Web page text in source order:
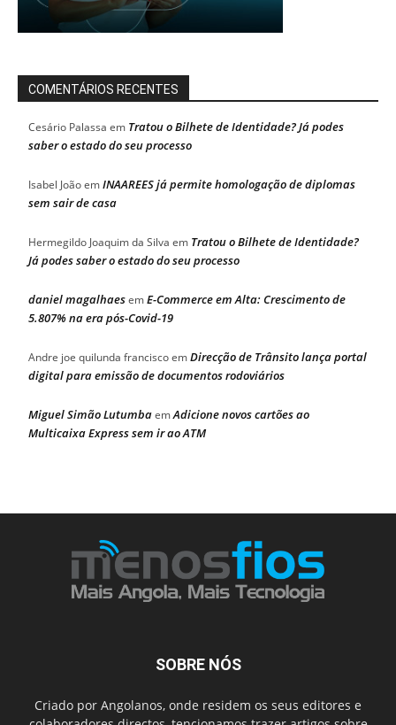
COMENTÁRIOS RECENTES
Cesário Palassa em Tratou o Bilhete de Identidade? Já podes
saber o estado do seu processo
Isabel JoãoemINAAREES já permite homologação de diplomas
sem sair de casa
Hermegildo Joaquim da Silva em Tratou o Bilhete de Identidade?
Já podes saber o estado do seu processo
daniel magalhaesemE-Commerce em Alta: Crescimento de
5.807% na era pós-Covid-19
Andre joe quilunda franciscoemDirecção de Trânsito lança portal
digital para emissão de documentos rodoviários
Miguel Simão LutumbaemAdicione novos cartões ao
Multicaixa Express sem ir ao ATM
SOBRE NÓS
Criado por Angolanos, onde residem os seus editores e